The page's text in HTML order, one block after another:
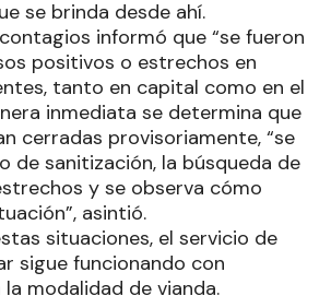
se brinda desde ahí.
informó que “se fueron
positivos o estrechos en
tanto en capital como en el
inmediata se determina que
cerradas provisoriamente, “se
de sanitización, la búsqueda de
y se observa cómo
asintió.
situaciones, el servicio de
sigue funcionando con
modalidad de vianda.